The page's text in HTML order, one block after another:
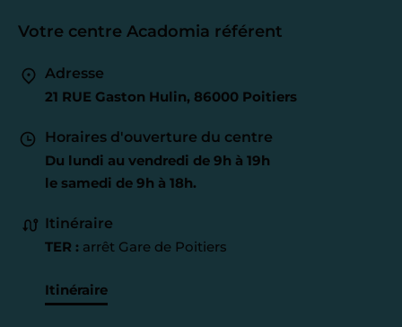
Votre centre Acadomia référent
Adresse
21 RUE Gaston Hulin, 86000 Poitiers
Horaires d'ouverture du centre
Du lundi au vendredi de 9h à 19h
le samedi de 9h à 18h.
Itinéraire
TER : arrêt Gare de Poitiers
Itinéraire